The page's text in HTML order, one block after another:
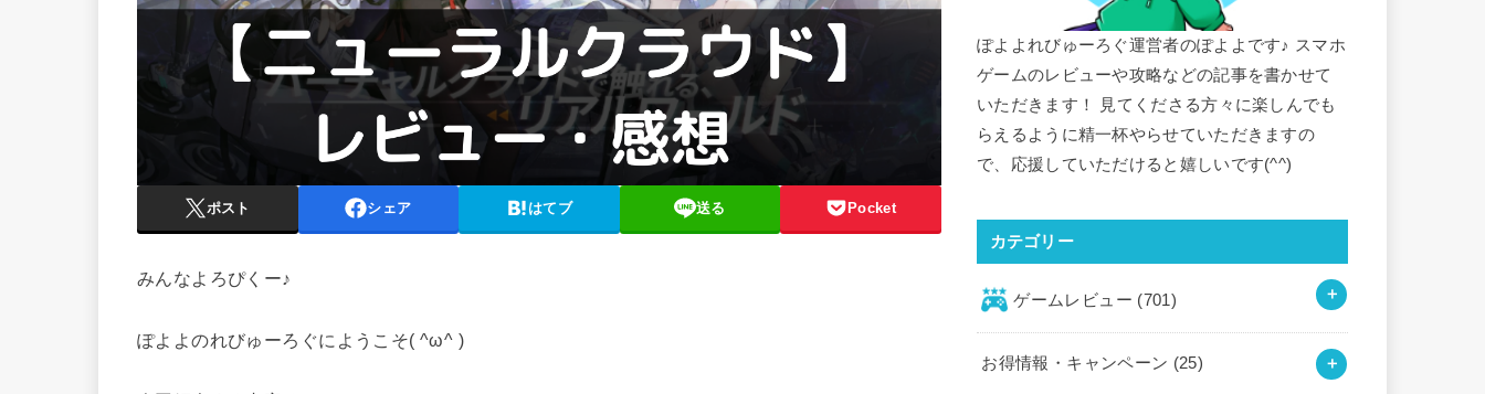
ポスト シェア はてブ 送る Pocket
みんなよろぴくー♪
ぽよよのれびゅーろぐにようこそ( ^ω^ )
ぽよよれびゅーろぐ運営者のぽよよです♪ スマホ
ゲームのレビューや攻略などの記事を書かせて
いただきます！ 見てくださる方々に楽しんでも
らえるように精一杯やらせていただきますの
で、応援していただけると嬉しいです(^^)
カテゴリー
ゲームレビュー (701)
お得情報・キャンペーン (25)